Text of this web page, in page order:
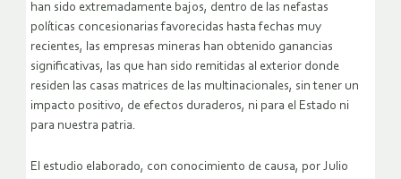
han sido extremadamente bajos, dentro de las nefastas
políticas concesionarias favorecidas hasta fechas muy
recientes, las empresas mineras han obtenido ganancias
significativas, las que han sido remitidas al exterior donde
residen las casas matrices de las multinacionales, sin tener un
impacto positivo, de efectos duraderos, ni para el Estado ni
para nuestra patria.
El estudio elaborado, con conocimiento de causa, por Julio